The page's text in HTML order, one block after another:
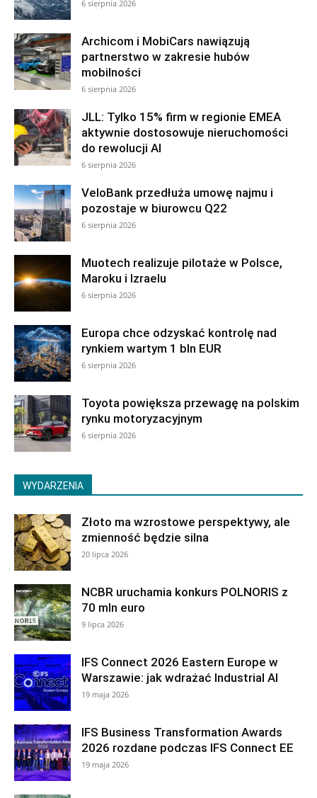
6 sierpnia 2026
Archicom i MobiCars nawiązują
partnerstwo w zakresie hubów
mobilności
6 sierpnia 2026
JLL: Tylko 15% firm w regionie EMEA
aktywnie dostosowuje nieruchomości
do rewolucji AI
6 sierpnia 2026
VeloBank przedłuża umowę najmu i
pozostaje w biurowcu Q22
6 sierpnia 2026
Muotech realizuje pilotaże w Polsce,
Maroku i Izraelu
6 sierpnia 2026
Europa chce odzyskać kontrolę nad
rynkiem wartym 1 bln EUR
6 sierpnia 2026
Toyota powiększa przewagę na polskim
rynku motoryzacyjnym
6 sierpnia 2026
WYDARZENIA
Złoto ma wzrostowe perspektywy, ale
zmienność będzie silna
20 lipca 2026
NCBR uruchamia konkurs POLNORIS z
70 mln euro
9 lipca 2026
IFS Connect 2026 Eastern Europe w
Warszawie: jak wdrażać Industrial AI
19 maja 2026
IFS Business Transformation Awards
2026 rozdane podczas IFS Connect EE
19 maja 2026